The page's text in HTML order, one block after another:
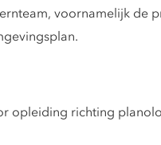
voornamelijk
opleiding richting